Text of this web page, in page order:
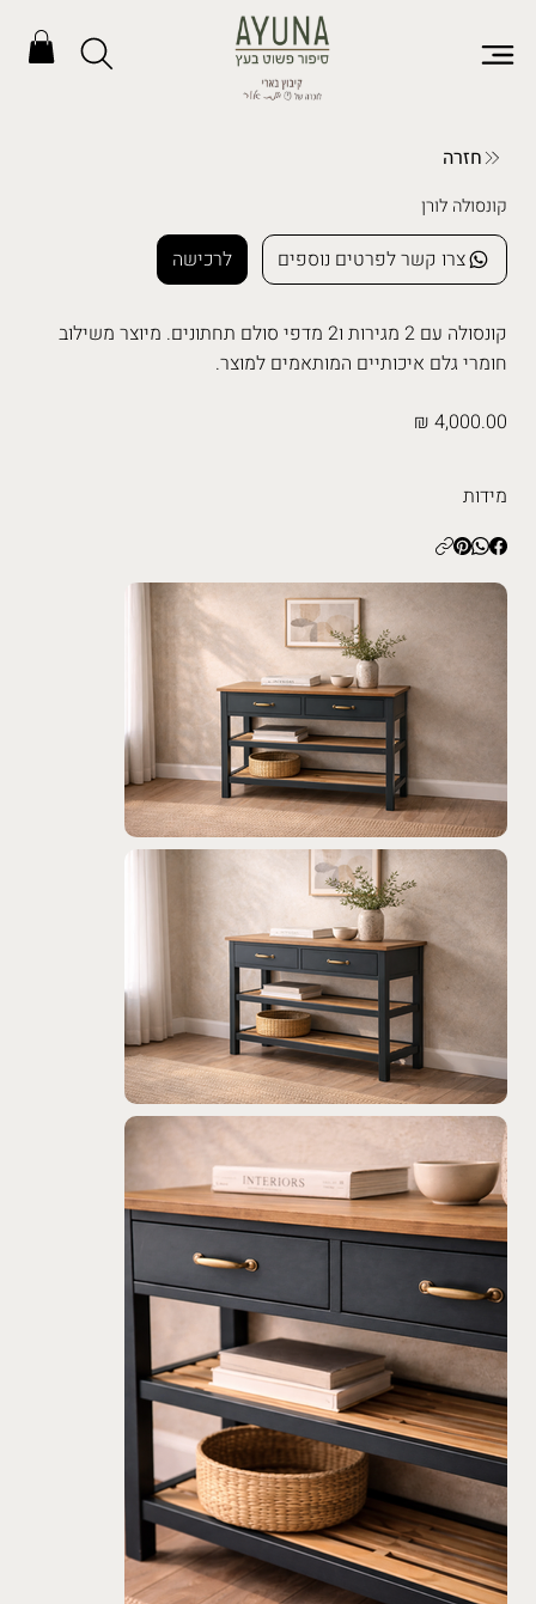
חזרה
קונסולה לורן
לרכישה צרו קשר לפרטים נוספים
קונסולה עם 2 מגירות ו2 מדפי סולם תחתונים. מיוצר משילוב
חומרי גלם איכותיים המותאמים למוצר.
4,000.00 ₪
מידות